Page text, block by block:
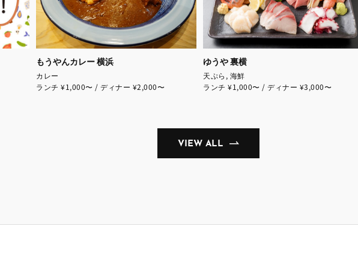
もうやんカレー 横浜
カレー
ランチ ¥1,000〜 / ディナー ¥2,000〜
ゆうや 裏横
天ぷら, 海鮮
ランチ ¥1,000〜 / ディナー ¥3,000〜
VIEW ALL